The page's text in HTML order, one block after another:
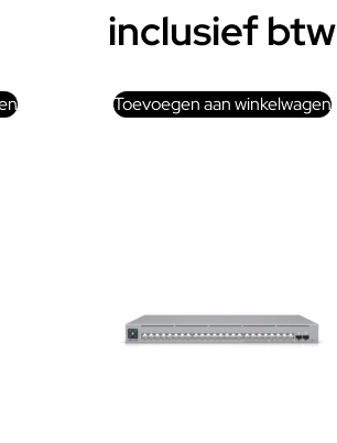
inclusief btw
Toevoegen aan winkelwagen